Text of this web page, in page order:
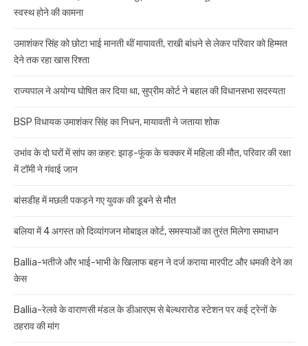
स्वस्थ होने की कामना
उमाशंकर सिंह को छोटा भाई मानती थीं मायावती, राखी बांधने से लेकर परिवार को हिम्मत
देने तक रहा खास रिश्ता
राज्यपाल ने अयोग्य घोषित कर दिया था, सुप्रीम कोर्ट ने बहाल की विधानसभा सदस्यता
BSP विधायक उमाशंकर सिंह का निधन, मायावती ने जताया शोक
उभांव के दो घरों में सांप का कहर: झाड़-फूंक के चक्कर में महिला की मौत, परिवार की रक्षा
में टॉमी ने गंवाई जान
बांसडीह में मछली पकड़ने गए युवक की डूबने से मौत
बलिया में 4 अगस्त को दिव्यांगजन मोबाइल कोर्ट, समस्याओं का तुरंत मिलेगा समाधान
Ballia-भतीजे और भाई-भाभी के खिलाफ बहन ने दर्ज कराया मारपीट और धमकी देने का
केस
Ballia-रेलवे के वाराणसी मंडल के डीआरएम से बेल्थरारोड स्टेशन पर कई ट्रेनों के
ठहराव की मांग